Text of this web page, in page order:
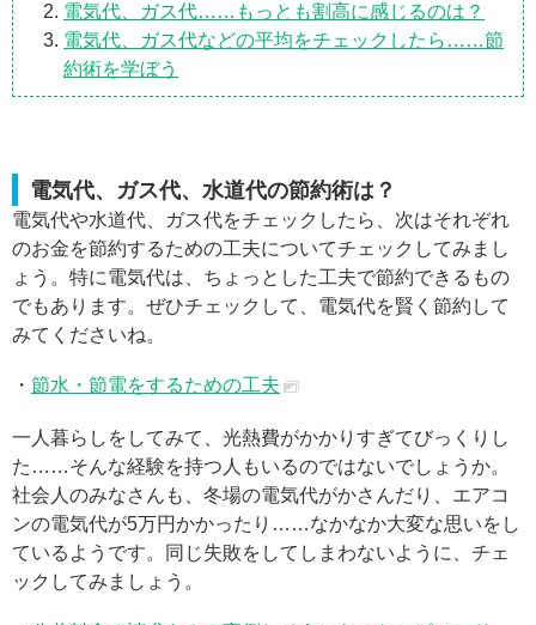
電気代、ガス代……もっとも割高に感じるのは？
電気代、ガス代などの平均をチェックしたら……節
約術を学ぼう
電気代、ガス代、水道代の節約術は？
電気代や水道代、ガス代をチェックしたら、次はそれぞれ
のお金を節約するための工夫についてチェックしてみまし
ょう。特に電気代は、ちょっとした工夫で節約できるもの
でもあります。ぜひチェックして、電気代を賢く節約して
みてくださいね。
・ 節水・節電をするための工夫
一人暮らしをしてみて、光熱費がかかりすぎてびっくりし
た……そんな経験を持つ人もいるのではないでしょうか。
社会人のみなさんも、冬場の電気代がかさんだり、エアコ
ンの電気代が5万円かかったり……なかなか大変な思いをし
ているようです。同じ失敗をしてしまわないように、チェ
ックしてみましょう。